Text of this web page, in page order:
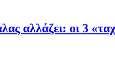
αλλάζει: oι 3